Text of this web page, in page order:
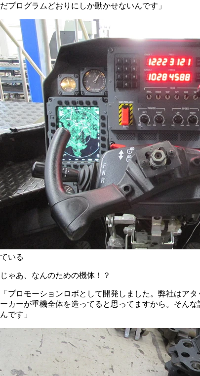
だプログラムどおりにしか動かせないんです」
ている
じゃあ、なんのための機体！？
「プロモーションロボとして開発しました。弊社はア
ーカーが重機全体を造ってると思ってますから。そん
んです」